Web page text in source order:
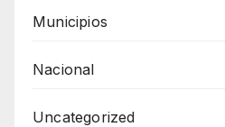
Municipios
Nacional
Uncategorized